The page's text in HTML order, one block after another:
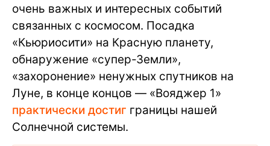
очень важных и интересных событий
связанных с космосом. Посадка
«Кьюриосити» на Красную планету,
обнаружение «супер-Земли»,
«захоронение» ненужных спутников на
Луне, в конце концов — «Вояджер 1»
практически достиг границы нашей
Солнечной системы.